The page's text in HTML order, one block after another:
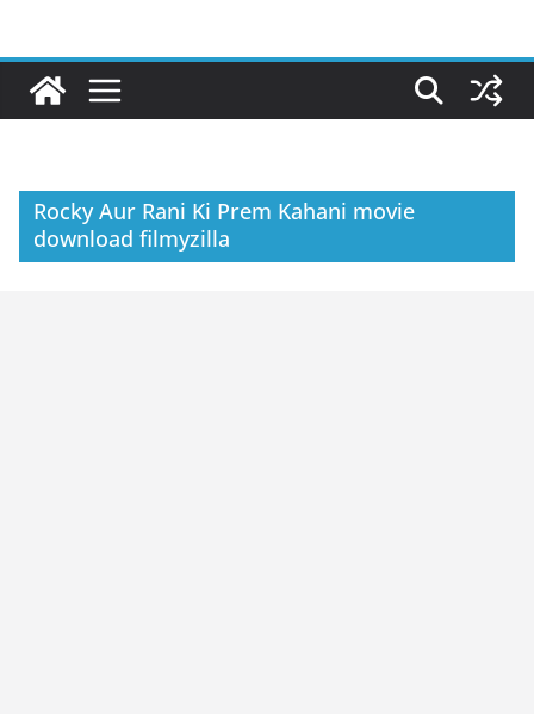
content
Rocky Aur Rani Ki Prem Kahani movie
download filmyzilla